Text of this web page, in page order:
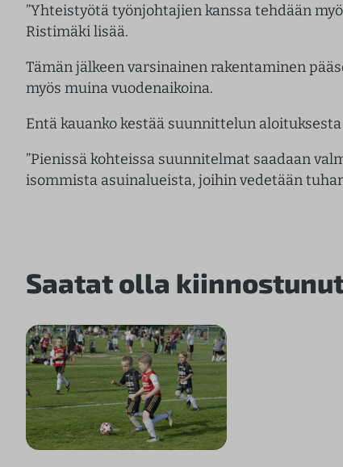
”Yhteistyötä työnjohtajien kanssa tehdään
Ristimäki lisää.
Tämän jälkeen varsinainen rakentaminen
myös muina vuodenaikoina.
Entä kauanko kestää suunnittelun
”Pienissä kohteissa suunnitelmat saadaan
isommista asuinalueista, joihin vedetään
Saatat olla